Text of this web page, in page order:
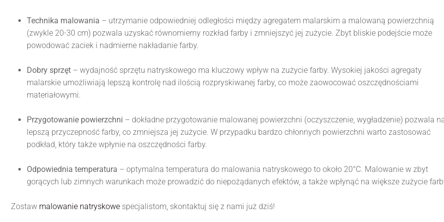
Technika malowania – utrzymanie odpowiedniej odległości między agregatem malarskim a malowaną powierzchnią
(zwykle 20-30 cm) pozwala uzyskać równomierny rozkład farby i zmniejszyć jej zużycie. Zbyt bliskie podejście może
powodować zaciek i nadmierne nakładanie farby.
Dobry sprzęt – wydajność sprzętu natryskowego ma kluczowy wpływ na zużycie farby. Wysokiej jakości agregaty
malarskie umożliwiają lepszą kontrolę nad ilością rozpryskiwanej farby, co może zaowocować oszczędnościami
materiałowymi.
Przygotowanie powierzchni – dokładne przygotowanie malowanej powierzchni (oczyszczenie, wygładzenie) pozwala
lepszą przyczepność farby, co zmniejsza jej zużycie. W przypadku bardzo chłonnych powierzchni warto zastosować
podkład, który także wpłynie na oszczędności farby.
Odpowiednia temperatura – optymalna temperatura do malowania natryskowego to około 20°C. Malowanie w zbyt
gorących lub zimnych warunkach może prowadzić do niepożądanych efektów, a także wpłynąć na większe zużycie
Zostaw malowanie natryskowe specjalistom, skontaktuj się z nami już dziś!